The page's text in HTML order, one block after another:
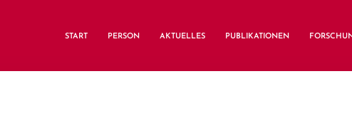
START PERSON AKTUELLES PUBLIKATIONEN